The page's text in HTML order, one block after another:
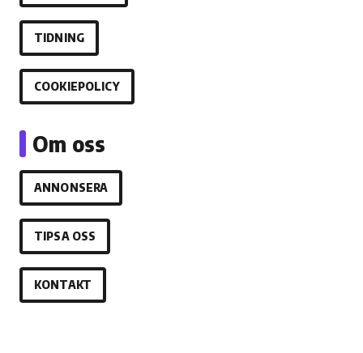
TIDNING
COOKIEPOLICY
Om oss
ANNONSERA
TIPSA OSS
KONTAKT